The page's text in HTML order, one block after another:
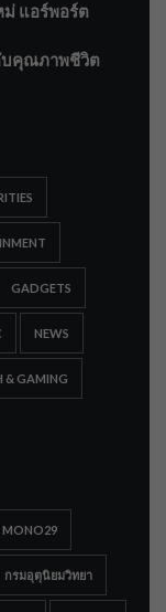
แอร์พอร์ต
บคุณภาพชีวิต
GADGETS
NEWS
& GAMING
MONO29
กรมอุตุนิยมวิทยา